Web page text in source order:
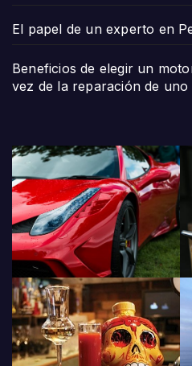
El papel de un experto en
Beneficios de elegir un
vez de la reparación de uno